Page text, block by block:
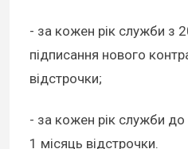
- за кожен рік служби з
підписання нового
відстрочки;
- за кожен рік служби
1 місяць відстрочки.